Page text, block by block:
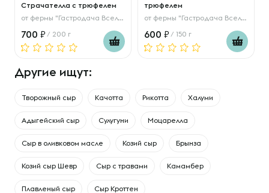
Страчателла с трюфелем
от фермы "Гастродача Вселуг"
700 / 200 г
трюфелем
от фермы "Гастродача Вселуг"
600 / 150 г
Другие ищут:
Творожный сыр Качотта Рикотта Халуми
Адыгейский сыр Сулугуни Моцарелла
Сыр в оливковом масле Козий сыр Брынза
Козий сыр Шевр Сыр с травами Камамбер
Плавленый сыр Сыр Кроттен